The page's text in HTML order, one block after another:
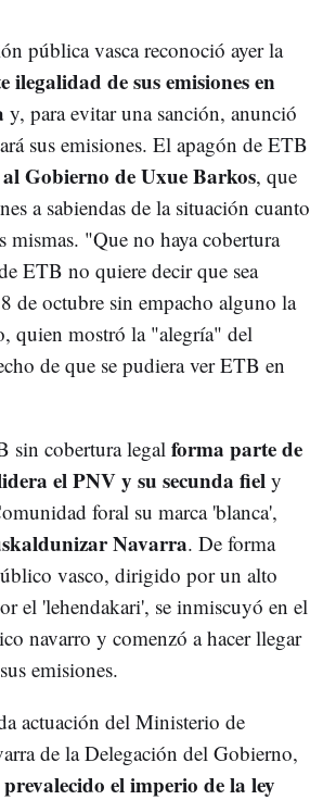
pública vasca reconoció ayer la
ilegalidad de sus emisiones en
y, para evitar una sanción, anunció
sus emisiones. El apagón de ETB
Gobierno de Uxue Barkos, que
a sabiendas de la situación cuanto
mismas. "Que no haya cobertura
ETB no quiere decir que sea
de octubre sin empacho alguno la
quien mostró la "alegría" del
de que se pudiera ver ETB en
sin cobertura legal forma parte de
el PNV y su secunda fiel y
foral su marca 'blanca',
Navarra. De forma
vasco, dirigido por un alto
el 'lehendakari', se inmiscuyó en el
navarro y comenzó a hacer llegar
emisiones.
actuación del Ministerio de
de la Delegación del Gobierno,
el imperio de la ley